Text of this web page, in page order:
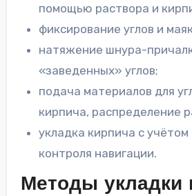
помощью раствора и
фиксирование углов и
натяжение шнура-
«заведенных» углов;
подача материалов для
кирпича, распределение
укладка кирпича с учётом
контроля навигации.
Методы укладки